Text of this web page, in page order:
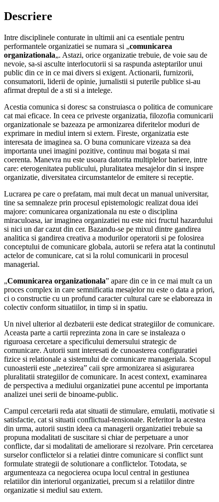
Descriere
Intre disciplinele conturate in ultimii ani ca esentiale pentru
performantele organizatiei se numara si „comunicarea
organizationala„. Astazi, orice organizatie trebuie, de voie sau de
nevoie, sa-si asculte interlocutorii si sa raspunda asteptarilor unui
public din ce in ce mai divers si exigent. Actionarii, furnizorii,
consumatorii, liderii de opinie, jurnalistii si puterile publice si-au
afirmat dreptul de a sti si a intelege.
Acestia comunica si doresc sa construiasca o politica de comunicare
cat mai eficace. In ceea ce priveste organizatia, filozofia comunicarii
organizationale se bazeaza pe armonizarea diferitelor moduri de
exprimare in mediul intern si extern. Fireste, organizatia este
interesata de imaginea sa. O buna comunicare vizeaza sa dea
importanta unei imagini pozitive, continuu mai bogata si mai
coerenta. Manevra nu este usoara datorita multiplelor bariere, intre
care: eterogenitatea publicului, pluralitatea mesajelor din si inspre
organizatie, diversitatea circumstantelor de emitere si receptie.
Lucrarea pe care o prefatam, mai mult decat un manual universitar,
tine sa semnaleze prin procesul epistemologic realizat doua idei
majore: comunicarea organizationala nu este o disciplina
miraculoasa, iar imaginea organizatiei nu este nici fructul hazardului
si nici un dar cazut din cer. Bazandu-se pe mixul dintre gandirea
analitica si gandirea creativa a modurilor operatorii si pe folosirea
conceptului de comunicare globala, autorii se refera atat la continutul
actelor de comunicare, cat si la rolul comunicarii in procesul
managerial.
„Comunicarea organizationala” apare din ce in ce mai mult ca un
proces complex in care semnificatia mesajelor nu este o data a priori,
ci o constructie cu un profund caracter cultural care se elaboreaza in
colectiv conform situatiilor, in timp si in spatiu.
Un nivel ulterior al dezbaterii este dedicat strategiilor de comunicare.
Aceasta parte a cartii reprezinta zona in care se instaleaza o
riguroasa cercetare a specificului demersului strategic de
comunicare. Autorii sunt interesati de cunoasterea configuratiei
fizice si relationale a sistemului de comunicare manageriala. Scopul
cunoasterii este „netezirea” caii spre armonizarea si asigurarea
pluralitatii strategiilor de comunicare. In acest context, examinarea
de perspectiva a mediului organizatiei pune accentul pe importanta
analizei unei serii de binoame-public.
Campul cercetarii reda atat situatii de stimulare, emulatii, motivatie si
satisfactie, cat si situatii conflictual-tensionale. Referitor la acestea
din urma, autorii sustin ideea ca managerii organizatiei trebuie sa
propuna modalitati de suscitare si chiar de perpetuare a unor
conflicte, dar si modalitati de ameliorare si rezolvare. Prin cercetarea
surselor conflictelor si a relatiei dintre comunicare si conflict sunt
formulate strategii de solutionare a conflictelor. Totodata, se
argumenteaza ca negocierea ocupa locul central in gestiunea
relatiilor din interiorul organizatiei, precum si a relatiilor dintre
organizatie si mediul sau extern.